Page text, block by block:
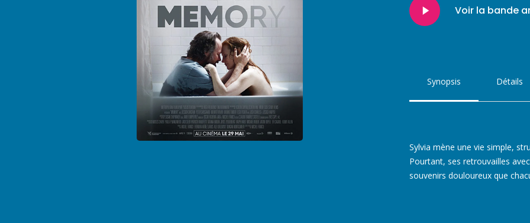
Video
Voir la bande
Synopsis Détails
Sylvia mène une vie simple,
Pourtant, ses retrouvailles
souvenirs douloureux que